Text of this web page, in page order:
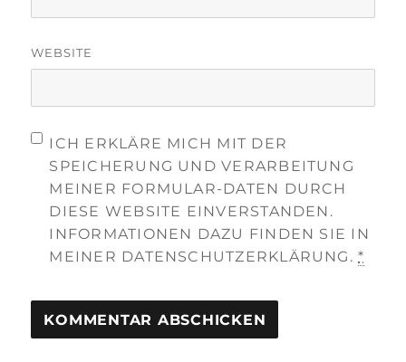
WEBSITE
ICH ERKLÄRE MICH MIT DER
SPEICHERUNG UND VERARBEITUNG
MEINER FORMULAR-DATEN DURCH
DIESE WEBSITE EINVERSTANDEN.
INFORMATIONEN DAZU FINDEN SIE IN
MEINER DATENSCHUTZERKLÄRUNG.*